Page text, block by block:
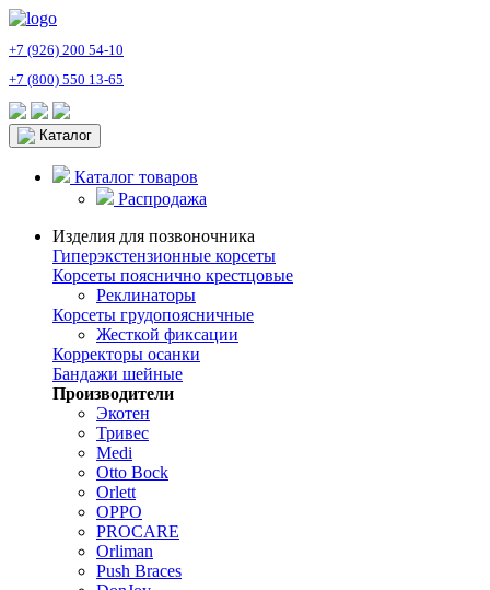
+7 (926) 200 54-10
+7 (800) 550 13-65
Каталог
Каталог товаров
Распродажа
Изделия для позвоночника
Гиперэкстензионные корсеты
Корсеты пояснично крестцовые
Реклинаторы
Корсеты грудопоясничные
Жесткой фиксации
Корректоры осанки
Бандажи шейные
Производители
Экотен
Тривес
Medi
Otto Bock
Orlett
OPPO
PROCARE
Orliman
Push Braces